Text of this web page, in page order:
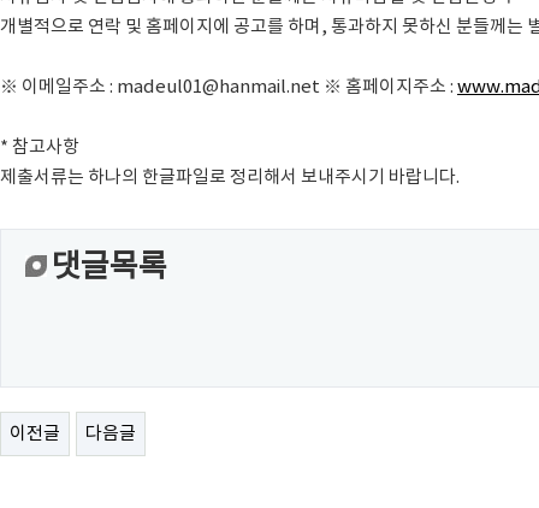
개별적으로 연락 및 홈페이지에 공고를 하며, 통과하지 못하신 분들께는
※ 이메일주소 : madeul01@hanmail.net ※ 홈페이지주소 :
* 참고사항
제출서류는 하나의 한글파일로 정리해서 보내주시기 바랍니다.
댓글목록
이전글 다음글